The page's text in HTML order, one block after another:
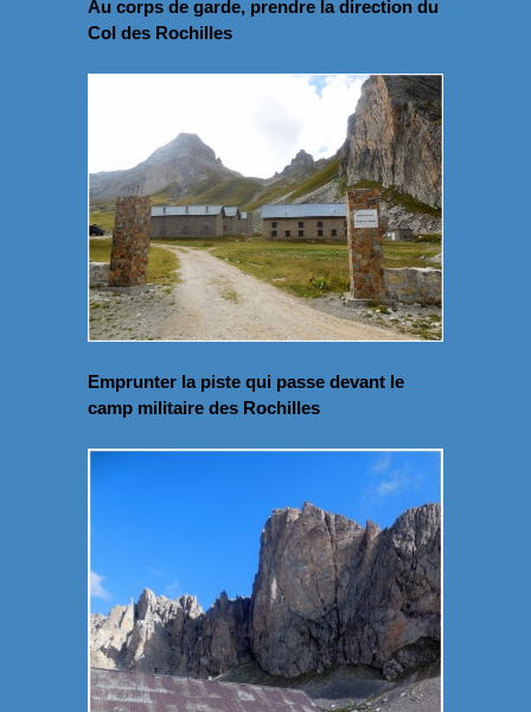
Au corps de garde, prendre la direction du
Col des Rochilles
Emprunter la piste qui passe devant le
camp militaire des Rochilles